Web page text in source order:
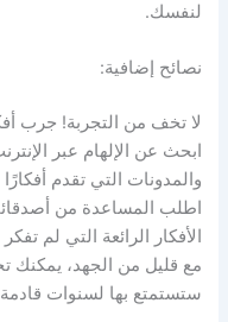
لنفسك.
نصائح إضافية:
لا تخف من التجربة! جرب
ابحث عن الإلهام عبر
والمدونات التي تقدم
اطلب المساعدة من
الأفكار الرائعة التي لم تفكر
مع قليل من الجهد، يمكنك
ستستمتع بها لسنوات